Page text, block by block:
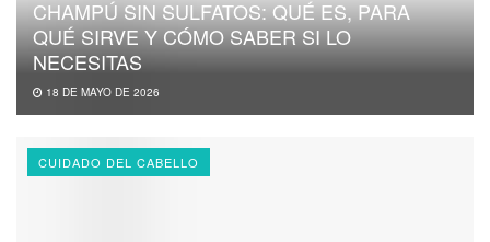
CHAMPÚ SIN SULFATOS: QUÉ ES, PARA
QUÉ SIRVE Y CÓMO SABER SI LO
NECESITAS
18 DE MAYO DE 2026
CUIDADO DEL CABELLO